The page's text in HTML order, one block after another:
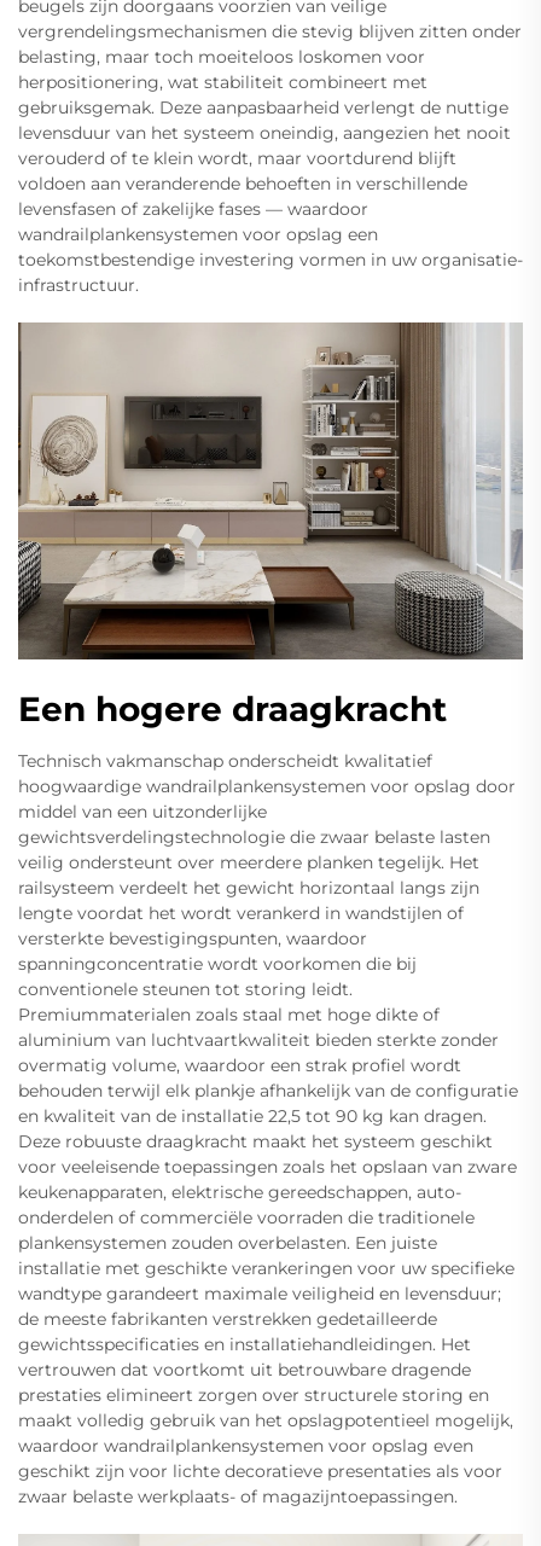
beugels zijn doorgaans voorzien van veilige
vergrendelingsmechanismen die stevig blijven zitten onder
belasting, maar toch moeiteloos loskomen voor
herpositionering, wat stabiliteit combineert met
gebruiksgemak. Deze aanpasbaarheid verlengt de nuttige
levensduur van het systeem oneindig, aangezien het nooit
verouderd of te klein wordt, maar voortdurend blijft
voldoen aan veranderende behoeften in verschillende
levensfasen of zakelijke fases — waardoor
wandrailplankensystemen voor opslag een
toekomstbestendige investering vormen in uw organisatie-
infrastructuur.
Een hogere draagkracht
Technisch vakmanschap onderscheidt kwalitatief
hoogwaardige wandrailplankensystemen voor opslag door
middel van een uitzonderlijke
gewichtsverdelingstechnologie die zwaar belaste lasten
veilig ondersteunt over meerdere planken tegelijk. Het
railsysteem verdeelt het gewicht horizontaal langs zijn
lengte voordat het wordt verankerd in wandstijlen of
versterkte bevestigingspunten, waardoor
spanningconcentratie wordt voorkomen die bij
conventionele steunen tot storing leidt.
Premiummaterialen zoals staal met hoge dikte of
aluminium van luchtvaartkwaliteit bieden sterkte zonder
overmatig volume, waardoor een strak profiel wordt
behouden terwijl elk plankje afhankelijk van de configuratie
en kwaliteit van de installatie 22,5 tot 90 kg kan dragen.
Deze robuuste draagkracht maakt het systeem geschikt
voor veeleisende toepassingen zoals het opslaan van zware
keukenapparaten, elektrische gereedschappen, auto-
onderdelen of commerciële voorraden die traditionele
plankensystemen zouden overbelasten. Een juiste
installatie met geschikte verankeringen voor uw specifieke
wandtype garandeert maximale veiligheid en levensduur;
de meeste fabrikanten verstrekken gedetailleerde
gewichtsspecificaties en installatiehandleidingen. Het
vertrouwen dat voortkomt uit betrouwbare dragende
prestaties elimineert zorgen over structurele storing en
maakt volledig gebruik van het opslagpotentieel mogelijk,
waardoor wandrailplankensystemen voor opslag even
geschikt zijn voor lichte decoratieve presentaties als voor
zwaar belaste werkplaats- of magazijntoepassingen.